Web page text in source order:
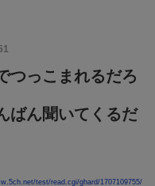
つっこまれるだろ
ばん聞いてくるだ
test/read.cgi/ghard/1707109755/